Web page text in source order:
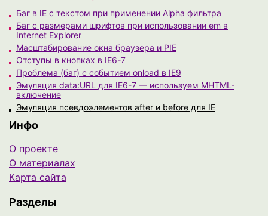
Баг в IE с текстом при применении Alpha фильтра
Баг с размерами шрифтов при использовании em в
Internet Explorer
Масштабирование окна браузера и PIE
Отступы в кнопках в IE6-7
Проблема (баг) с событием onload в IE9
Эмуляция data:URL для IE6-7 — используем MHTML-
включение
Эмуляция псевдоэлементов after и before для IE
Инфо
О проекте
О материалах
Карта сайта
Разделы